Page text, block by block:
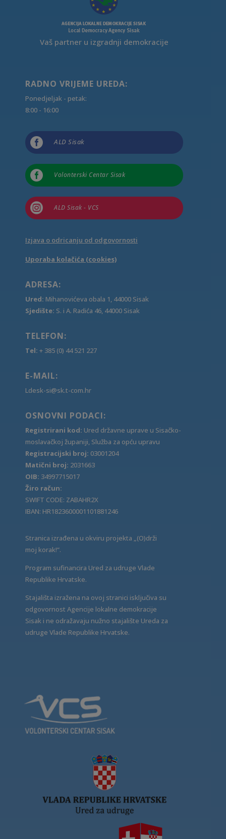
Vaš partner u izgradnji demokracije
RADNO VRIJEME UREDA:
Ponedjeljak - petak:
8:00 - 16:00
 ALD Sisak
 Volonterski Centar Sisak
 ALD Sisak - VCS
Izjava o odricanju od odgovornosti
Uporaba kolačića (cookies)
ADRESA:
Ured: Mihanovićeva obala 1, 44000 Sisak
Sjedište: S. i A. Radića 46, 44000 Sisak
TELEFON:
Tel: + 385 (0) 44 521 227
E-MAIL:
Ldesk-si@sk.t-com.hr
OSNOVNI PODACI:
Registrirani kod: Ured državne uprave u Sisačko-
moslavačkoj županiji, Služba za opću upravu
Registracijski broj: 03001204
Matični broj: 2031663
OIB: 34997715017
Žiro račun:
SWIFT CODE: ZABAHR2X
IBAN: HR1823600001101881246
Stranica izrađena u okviru projekta „(O)drži
moj korak!“.
Program sufinancira Ured za udruge Vlade
Republike Hrvatske.
Stajališta izražena na ovoj stranici isključiva su
odgovornost Agencije lokalne demokracije
Sisak i ne odražavaju nužno stajalište Ureda za
udruge Vlade Republike Hrvatske.